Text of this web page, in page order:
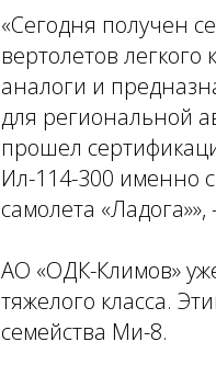
«Сегодня получен
вертолетов
аналоги и
для региональной
прошел
Ил-114-300 именно
самолета «Ладога»»,
АО «ОДК-Климов»
тяжелого класса.
семейства Ми-8.